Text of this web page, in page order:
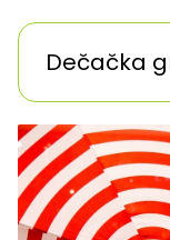
Dečačka